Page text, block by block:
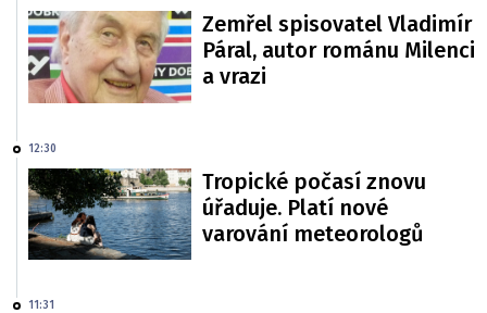
Zemřel spisovatel Vladimír
Páral, autor románu Milenci
a vrazi
12:30
Tropické počasí znovu
úřaduje. Platí nové
varování meteorologů
11:31